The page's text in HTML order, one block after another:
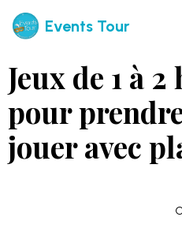
Events Tour
Jeux de 1 à
pour
jouer avec